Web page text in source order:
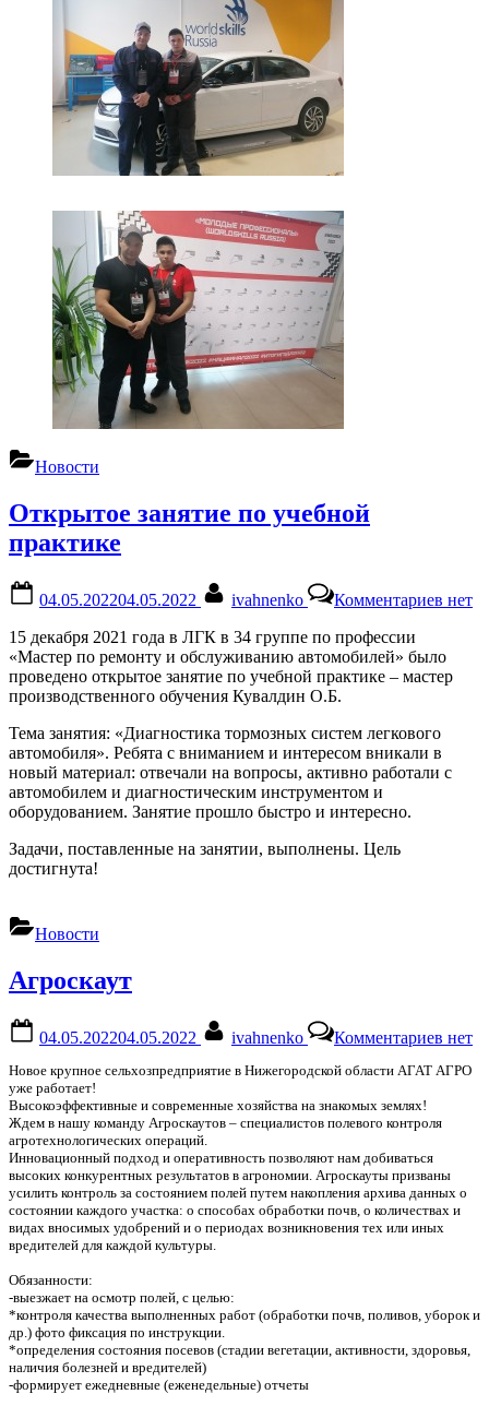
Новости
Открытое занятие по учебной
практике
on
04.05.202204.05.2022 ivahnenko Комментариев
по
нет
15 декабря 2021 года в ЛГК в 34 группе по профессии
«Мастер по ремонту и обслуживанию автомобилей» было
проведено открытое занятие по учебной практике – мастер
производственного обучения Кувалдин О.Б.
Тема занятия: «Диагностика тормозных систем легкового
автомобиля». Ребята с вниманием и интересом вникали в
новый материал: отвечали на вопросы, активно работали с
автомобилем и диагностическим инструментом и
оборудованием. Занятие прошло быстро и интересно.
Задачи, поставленные на занятии, выполнены. Цель
достигнута!
Новости
Агроскаут
on
04.05.202204.05.2022 ivahnenko Комментариев нет
Новое крупное сельхозпредприятие в Нижегородской области АГАТ АГРО
уже работает!
Высокоэффективные и современные хозяйства на знакомых землях!
Ждем в нашу команду Агроскаутов – специалистов полевого контроля
агротехнологических операций.
Инновационный подход и оперативность позволяют нам добиваться
высоких конкурентных результатов в агрономии. Агроскауты призваны
усилить контроль за состоянием полей путем накопления архива данных о
состоянии каждого участка: о способах обработки почв, о количествах и
видах вносимых удобрений и о периодах возникновения тех или иных
вредителей для каждой культуры.
Обязанности:
-выезжает на осмотр полей, с целью:
*контроля качества выполненных работ (обработки почв, поливов, уборок и
др.) фото фиксация по инструкции.
*определения состояния посевов (стадии вегетации, активности, здоровья,
наличия болезней и вредителей)
-формирует ежедневные (еженедельные) отчеты